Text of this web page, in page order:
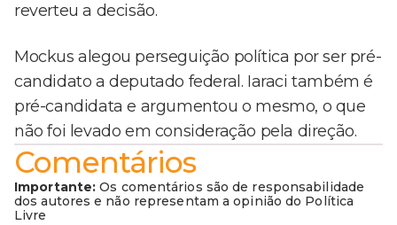
reverteu a decisão.
Mockus alegou perseguição política por ser pré-
candidato a deputado federal. Iaraci também é
pré-candidata e argumentou o mesmo, o que
não foi levado em consideração pela direção.
Comentários
Importante: Os comentários são de responsabilidade
dos autores e não representam a opinião do Política
Livre